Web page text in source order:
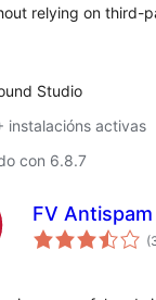
relying on third-
Studio
instalacións activas
con 6.8.7
FV Antispam